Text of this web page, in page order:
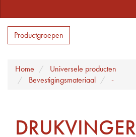
Productgroepen
Home
Universele producten
Bevestigingsmateriaal
-
DRUKVINGER